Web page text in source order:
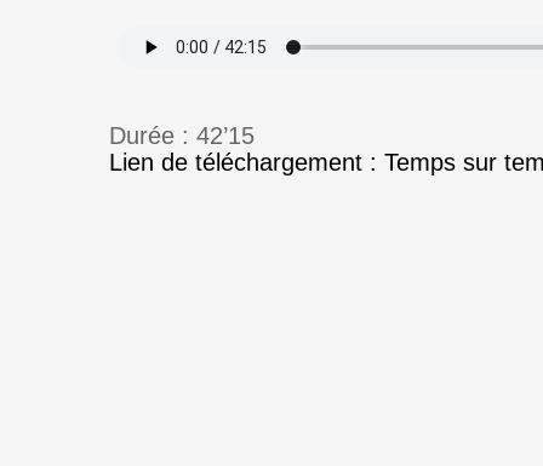
Durée : 42’15
Lien de téléchargement : Temps sur